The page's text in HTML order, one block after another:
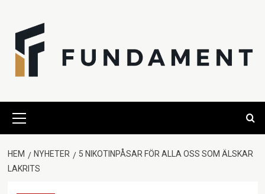
innehåll
meny
HEM NYHETER
5 NIKOTINPÅSAR FÖR ALLA OSS SOM ÄLSKAR
LAKRITS